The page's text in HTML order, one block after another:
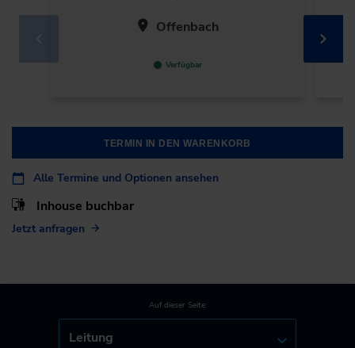
Offenbach
Verfügbar
TERMIN IN DEN WARENKORB
Alle Termine und Optionen ansehen
Inhouse buchbar
Jetzt anfragen
Auf dieser Seite:
Leitung